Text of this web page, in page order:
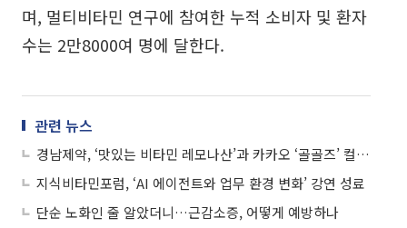
며, 멀티비타민 연구에 참여한 누적 소비자 및 환자
수는 2만8000여 명에 달한다.
관련 뉴스
경남제약, ‘맛있는 비타민 레모나산’과 카카오 ‘골골즈’ 컬래버 리뉴얼 출시
지식비타민포럼, ‘AI 에이전트와 업무 환경 변화’ 강연 성료
단순 노화인 줄 알았더니…근감소증, 어떻게 예방하나